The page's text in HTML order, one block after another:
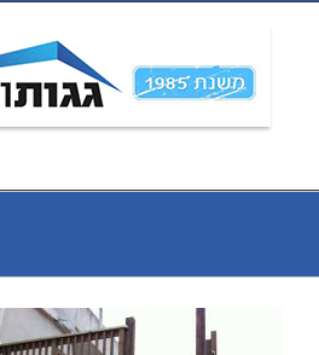
Skip
content